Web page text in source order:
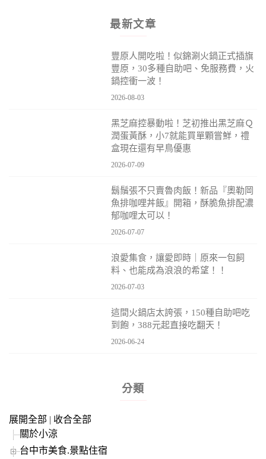
最新文章
豐原人開吃啦！似錦涮火鍋正式插旗
豐原，30多種自助吧、免服務費，火
鍋控衝一波！
2026-08-03
黑芝麻控暴動啦！芝初推出黑芝麻Ｑ
潤蛋黃酥，小7就能買單顆嘗鮮，禮
盒現在還有早鳥優惠
2026-07-09
鬍鬚張不只賣魯肉飯！新品『奧勒岡
魚排咖哩丼飯』開箱，酥脆魚排配濃
郁咖哩太可以！
2026-07-07
浪愛集食，讓愛即時｜原來一包飼
料、也能成為浪浪的希望！！
2026-07-03
這間火鍋店太誇張，150種自助吧吃
到飽，388元起直接吃翻天！
2026-06-24
分類
展開全部 | 收合全部
關於小涼
台中市美食.景點住宿